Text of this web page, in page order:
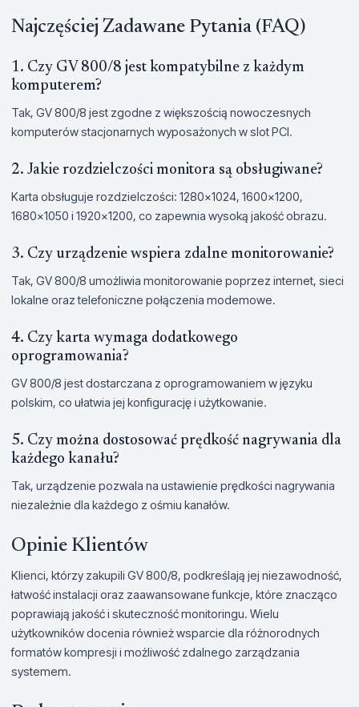
Najczęściej Zadawane Pytania (FAQ)
1. Czy GV 800/8 jest kompatybilne z każdym
komputerem?
Tak, GV 800/8 jest zgodne z większością nowoczesnych
komputerów stacjonarnych wyposażonych w slot PCI.
2. Jakie rozdzielczości monitora są obsługiwane?
Karta obsługuje rozdzielczości: 1280x1024, 1600x1200,
1680x1050 i 1920x1200, co zapewnia wysoką jakość obrazu.
3. Czy urządzenie wspiera zdalne monitorowanie?
Tak, GV 800/8 umożliwia monitorowanie poprzez internet, sieci
lokalne oraz telefoniczne połączenia modemowe.
4. Czy karta wymaga dodatkowego
oprogramowania?
GV 800/8 jest dostarczana z oprogramowaniem w języku
polskim, co ułatwia jej konfigurację i użytkowanie.
5. Czy można dostosować prędkość nagrywania dla
każdego kanału?
Tak, urządzenie pozwala na ustawienie prędkości nagrywania
niezależnie dla każdego z ośmiu kanałów.
Opinie Klientów
Klienci, którzy zakupili GV 800/8, podkreślają jej niezawodność,
łatwość instalacji oraz zaawansowane funkcje, które znacząco
poprawiają jakość i skuteczność monitoringu. Wielu
użytkowników docenia również wsparcie dla różnorodnych
formatów kompresji i możliwość zdalnego zarządzania
systemem.